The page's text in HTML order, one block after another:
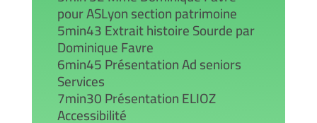
pour ASLyon section patrimoine
5min43 Extrait histoire Sourde par
Dominique Favre
6min45 Présentation Ad seniors
Services
7min30 Présentation ELIOZ
Accessibilité